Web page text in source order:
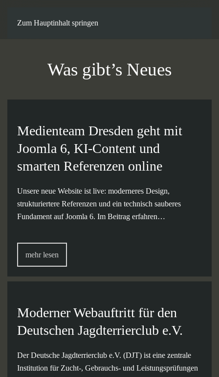
Zum Hauptinhalt springen
Was gibt’s Neues
Medienteam Dresden geht mit
Joomla 6, KI-Content und
smarten Referenzen online
Unsere neue Website ist live: moderneres Design,
strukturiertere Referenzen und ein technisch sauberes
Fundament auf Joomla 6. Im Beitrag erfahren…
mehr lesen
Moderner Webauftritt für den
Deutschen Jagdterrierclub e.V.
Der Deutsche Jagdterrierclub e.V. (DJT) ist eine zentrale
Institution für Zucht-, Gebrauchs- und Leistungsprüfungen